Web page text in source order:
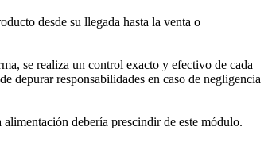
desde su llegada hasta la venta o
se realiza un control exacto y efectivo de cada
depurar responsabilidades en caso de negligencia
debería prescindir de este módulo.